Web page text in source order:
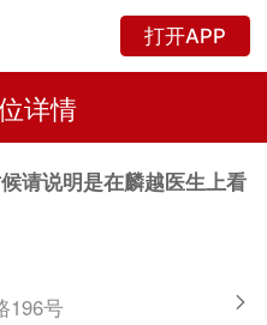
打开APP
详情
候请说明是在麟越医生上看
196号